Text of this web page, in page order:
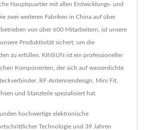
Hauptquartier mit allen Entwicklungs- und
zwei weiteren Fabriken in China auf über
von über 600 Mitarbeitern, ist unsere
Produktivität sichert, um die
zu erfüllen. KINSUN ist ein professioneller
Komponenten, der sich auf wasserdichte
RF-Antennendesign, Mini Fit,
und Stanzteile spezialisiert hat.
hochwertige elektronische
Technologie und 39 Jahren